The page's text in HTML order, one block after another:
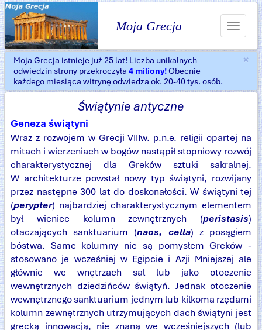
Moja Grecja
Toggle
×
Moja Grecja istnieje już 25 lat! Liczba unikalnych
odwiedzin strony przekroczyła 4 miliony!Obecnie
każdego miesiąca witrynę odwiedza ok. 20-40 tys. osób.
Świątynie antyczne
Geneza świątyni
Wraz z rozwojem w Grecji VIIIw. p.n.e. religii opartej na
mitach i wierzeniach w bogów nastąpił stopniowy rozwój
charakterystycznej dla Greków sztuki sakralnej.
W architekturze powstał nowy typ świątyni, rozwijany
przez następne 300 lat do doskonałości. W świątyni tej
(perypter) najbardziej charakterystycznym elementem
był wieniec kolumn zewnętrznych (peristasis)
otaczających sanktuarium (naos, cella) z posągiem
bóstwa. Same kolumny nie są pomysłem Greków -
stosowano je wcześniej w Egipcie i Azji Mniejszej ale
głównie we wnętrzach sal lub jako otoczenie
wewnętrznych dziedzińców świątyń. Jednak otoczenie
wewnętrznego sanktuarium jednym lub kilkoma rzędami
kolumn zewnętrznych utrzymujących dach świątyni jest
grecką innowacją, nie znaną we wcześniejszych (lub